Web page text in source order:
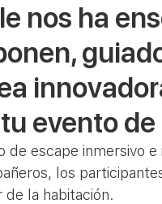
nos ha
evento
de escape inmersivo
los
la habitación.